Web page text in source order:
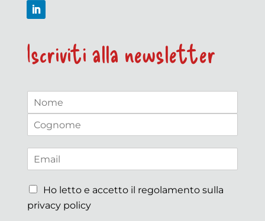
Iscriviti alla newsletter
m
m
e
o
n
m
m
i
*
*
E
C
s
Ho letto e accetto il regolamento sulla
privacy policy